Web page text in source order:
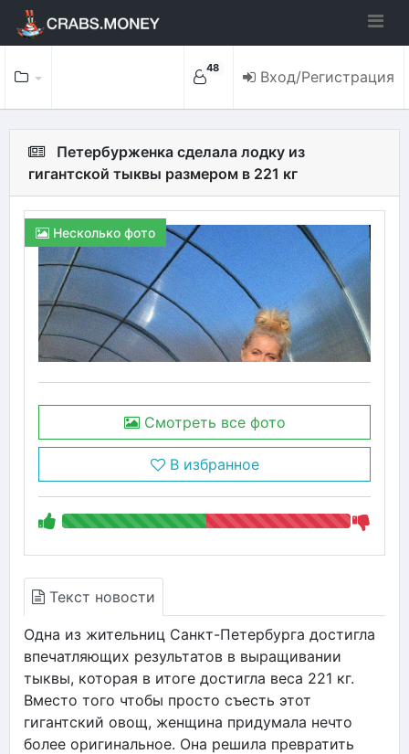
48 Вход/Регистрация
Петербурженка сделала лодку из
гигантской тыквы размером в 221 кг
Несколько фото
Смотреть все фото
В избранное
Текст новости
Одна из жительниц Санкт-Петербурга достигла
впечатляющих результатов в выращивании
тыквы, которая в итоге достигла веса 221 кг.
Вместо того чтобы просто съесть этот
гигантский овощ, женщина придумала нечто
более оригинальное. Она решила превратить